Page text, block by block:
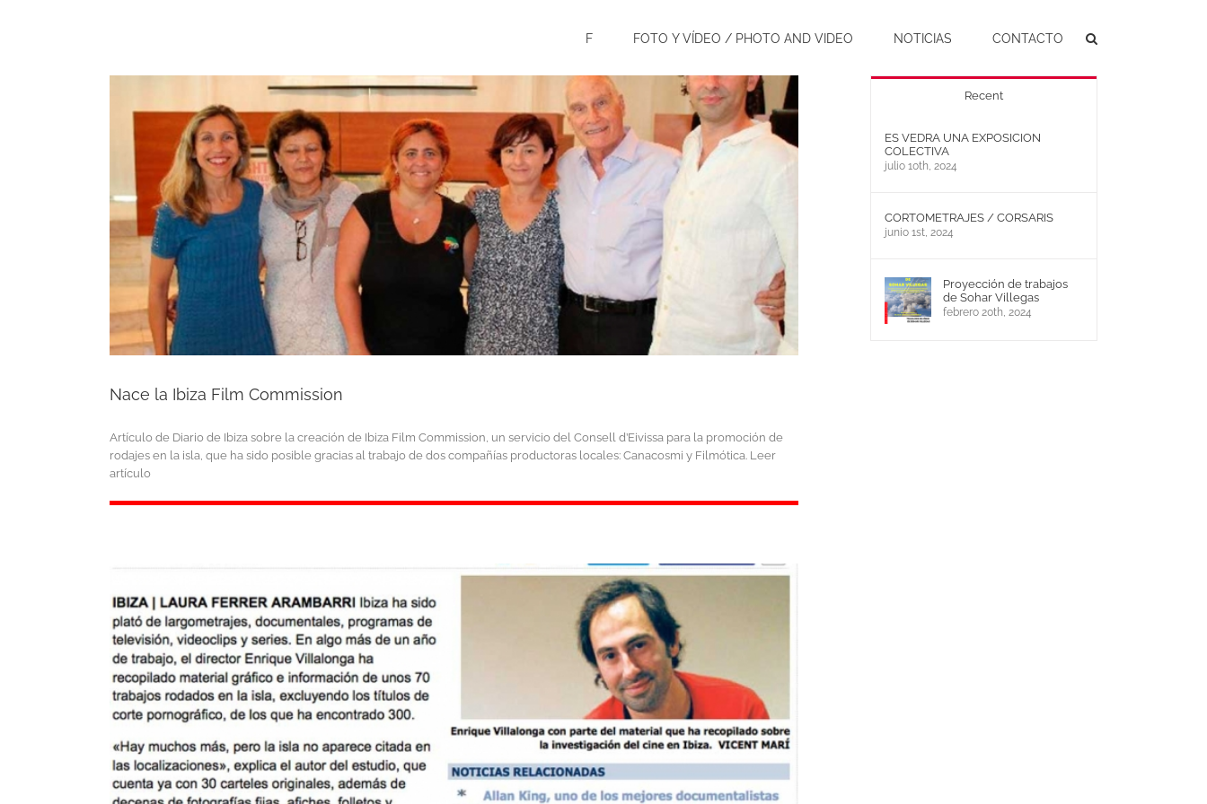
F FOTO Y VÍDEO / PHOTO AND VIDEO NOTICIAS CONTACTO
Nace la Ibiza Film Commission
Artículo de Diario de Ibiza sobre la creación de Ibiza Film Commission, un servicio del Consell d’Eivissa para la promoción de
rodajes en la isla, que ha sido posible gracias al trabajo de dos compañías productoras locales: Canacosmi y Filmótica. Leer
artículo
Recent
ES VEDRA UNA EXPOSICION
COLECTIVA
julio 10th, 2024
CORTOMETRAJES / CORSARIS
junio 1st, 2024
Proyección de trabajos
de Sohar Villegas
febrero 20th, 2024